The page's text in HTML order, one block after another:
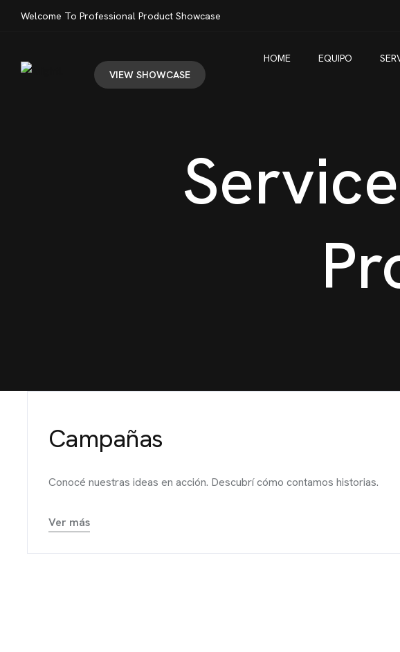
Welcome To Professional Product Showcase
VIEW SHOWCASE
HOME EQUIPO
Campañas
Conocé nuestras ideas en acción. Descubrí cómo contamos historias.
Ver más